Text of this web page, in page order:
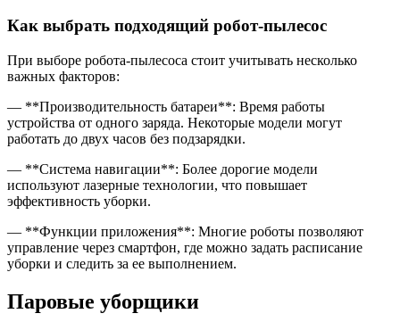
Как выбрать подходящий робот-пылесос
При выборе робота-пылесоса стоит учитывать несколько
важных факторов:
— **Производительность батареи**: Время работы
устройства от одного заряда. Некоторые модели могут
работать до двух часов без подзарядки.
— **Система навигации**: Более дорогие модели
используют лазерные технологии, что повышает
эффективность уборки.
— **Функции приложения**: Многие роботы позволяют
управление через смартфон, где можно задать расписание
уборки и следить за ее выполнением.
Паровые уборщики